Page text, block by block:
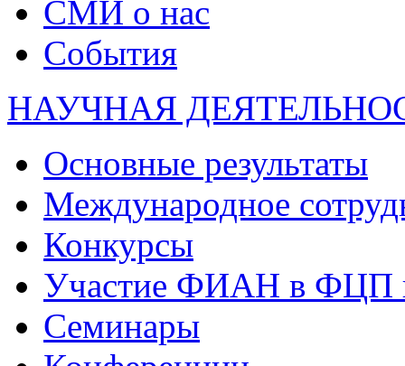
СМИ о нас
События
НАУЧНАЯ
Основные результаты
Международное
Конкурсы
Участие ФИАН в ФЦП
Семинары